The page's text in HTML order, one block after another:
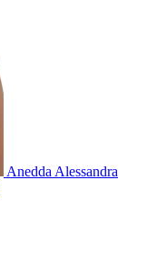
AneddaAlessandra